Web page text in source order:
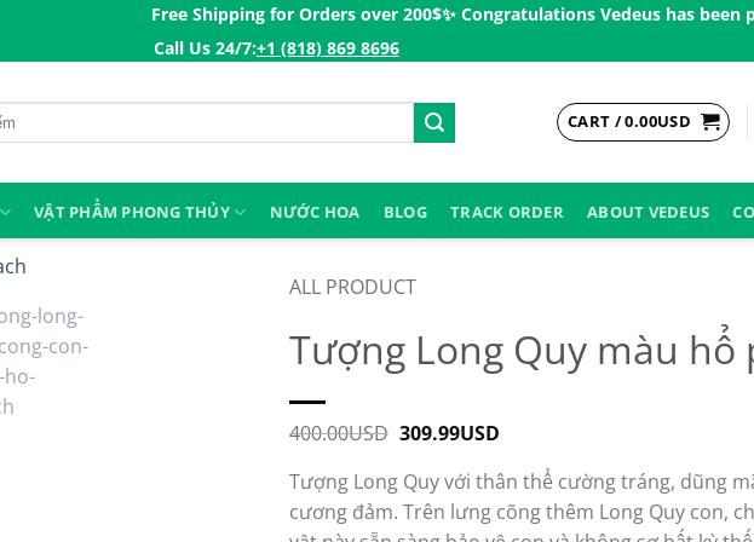
Free Shipping for Orders over 200$ㅤ✨ Congratulations Vedeus has been
Call Us 24/7:ㅤ+1 (818) 869 8696
CART /0.00USD
VẬT PHẨM PHONG THỦY NƯỚC HOA BLOG TRACK ORDER ABOUT VEDEUS
ALL PRODUCT
Tượng Long Quy màu hổ
400.00USD Original
was:
400.00USD.
309.99USD
is:
309.99USD.
Tượng Long Quy với thân thể cường tráng, dũng
cương đảm. Trên lưng cõng thêm Long Quy con,